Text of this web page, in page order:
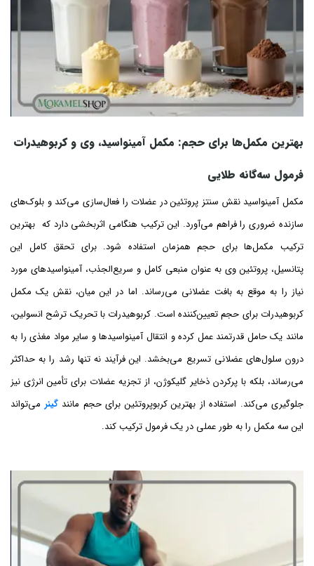
بهترین مکمل‌ها برای حجم: مکمل آمینواسید، وی و کربوهیدرات
فرمول سه‌گانه طلایی
مکمل آمینواسید نقش سنتز پروتئین در عضلات را فعال‌سازی می‌کند و بلوک‌های
سازنده ضروری را فراهم می‌آورد. این ترکیب هنگامی اثربخشی دارد که بهترین
ترکیب مکمل‌ها برای حجم همزمان استفاده شود. برای تحقق کامل این
پتانسیل، پروتئین وی به عنوان منبعی کامل و سریع‌الجذب، آمینواسیدهای مورد
نیاز را به موقع به بافت عضلانی می‌رساند. اما در این میان، نقش یک مکمل
کربوهیدرات برای حجم تعیین‌کننده است. کربوهیدرات با تحریک ترشح انسولین،
مانند یک حامل قدرتمند عمل کرده و انتقال آمینواسید‌ها و سایر مواد مغذی را به
درون سلول‌های عضلانی تسریع می‌بخشد. این فرآیند نه تنها رشد را به حداکثر
می‌رساند، بلکه با پرکردن ذخایر گلیکوژن، از تجزیه عضلات برای تأمین انرژی نیز
جلوگیری می‌کند. استفاده از بهترین کربوپروتئین برای حجم مانندگینر می‌تواند
این سه مکمل را به طور عملی در یک فرمول ترکیب کند.